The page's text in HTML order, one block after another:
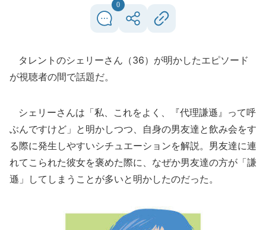
0
タレントのシェリーさん（36）が明かしたエピソード
が視聴者の間で話題だ。
シェリーさんは「私、これをよく、『代理謙遜』って呼
ぶんですけど」と明かしつつ、自身の男友達と飲み会をす
る際に発生しやすいシチュエーションを解説。男友達に連
れてこられた彼女を褒めた際に、なぜか男友達の方が「謙
遜」してしまうことが多いと明かしたのだった。